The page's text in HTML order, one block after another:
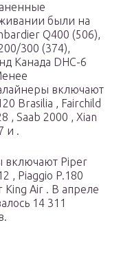
были на
Q400 (506),
300 (374),
Канада DHC-6
включают
Brasilia , Fairchild
, Saab 2000 , Xian
и .
включают Piper
, Piaggio P.180
King Air . В апреле
14 311